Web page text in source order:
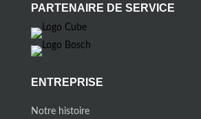
PARTENAIRE DE SERVICE
ENTREPRISE
Notre histoire